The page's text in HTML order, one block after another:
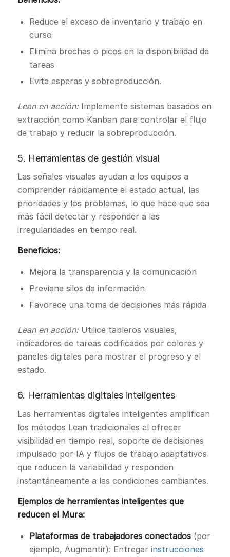
Reduce el exceso de inventario y trabajo en
curso
Elimina brechas o picos en la disponibilidad de
tareas
Evita esperas y sobreproducción.
Lean en acción:Implemente sistemas basados en
extracción como Kanban para controlar el flujo
de trabajo y reducir la sobreproducción.
5. Herramientas de gestión visual
Las señales visuales ayudan a los equipos a
comprender rápidamente el estado actual, las
prioridades y los problemas, lo que hace que sea
más fácil detectar y responder a las
irregularidades en tiempo real.
Beneficios:
Mejora la transparencia y la comunicación
Previene silos de información
Favorece una toma de decisiones más rápida
Lean en acción:Utilice tableros visuales,
indicadores de tareas codificados por colores y
paneles digitales para mostrar el progreso y el
estado.
6. Herramientas digitales inteligentes
Las herramientas digitales inteligentes amplifican
los métodos Lean tradicionales al ofrecer
visibilidad en tiempo real, soporte de decisiones
impulsado por IA y flujos de trabajo adaptativos
que reducen la variabilidad y responden
instantáneamente a las condiciones cambiantes.
Ejemplos de herramientas inteligentes que
reducen el Mura:
Plataformas de trabajadores conectados(por
ejemplo, Augmentir): Entregar instrucciones